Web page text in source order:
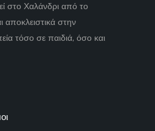
στο Χαλάνδρι από το
αποκλειστικά στην
τόσο σε παιδιά, όσο και